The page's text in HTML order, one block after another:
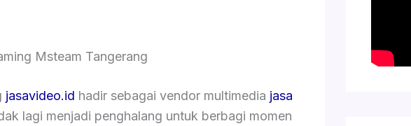
Msteam Tangerang
jasavideo.id hadir sebagai vendor multimedia jasa
lagi menjadi penghalang untuk berbagi momen